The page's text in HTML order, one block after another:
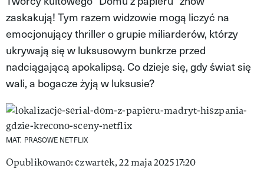
VIVA!ITAKA
MAGAZYN VIVA!
zaskakują! Tym razem widzowie mogą liczyć na
emocjonujący thriller o grupie miliarderów, którzy
ukrywają się w luksusowym bunkrze przed
nadciągającą apokalipsą. Co dzieje się, gdy świat się
wali, a bogacze żyją w luksusie?
MAT. PRASOWE NETFLIX
Opublikowano: czwartek, 22 maja 2025 17:20